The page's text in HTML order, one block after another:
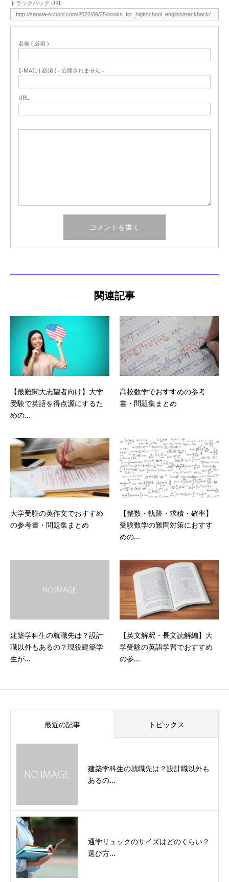
トラックバック URL
名前 ( 必須 )
E-MAIL ( 必須 ) - 公開されません -
URL
関連記事
【最難関大志望者向け】大学
受験で英語を得点源にするた
めの...
高校数学でおすすめの参考
書・問題集まとめ
大学受験の英作文でおすすめ
の参考書・問題集まとめ
【整数・軌跡・求積・確率】
受験数学の難問対策におすす
めの...
建築学科生の就職先は？設計
職以外もあるの？現役建築学
生が...
【英文解釈・長文読解編】大
学受験の英語学習でおすすめ
の参...
最近の記事 トピックス
建築学科生の就職先は？設計職以外も
あるの...
通学リュックのサイズはどのくらい？
選び方...